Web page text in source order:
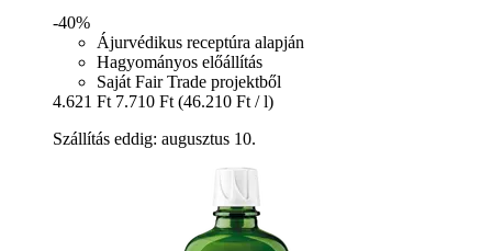
-40%
Ájurvédikus receptúra alapján
Hagyományos előállítás
Saját Fair Trade projektből
4.621 Ft 7.710 Ft (46.210 Ft / l)
Szállítás eddig: augusztus 10.